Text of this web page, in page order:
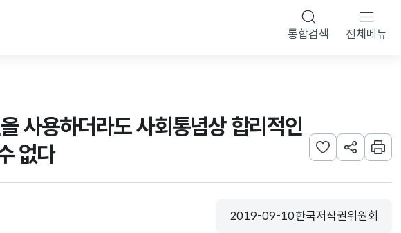
통합검색 전체메뉴
사용하더라도 사회통념상 합리적인
없다
관심사 등록하기
URL 공유하
인쇄
등록일
2019-09-10
수집기관
한국저작권위원회